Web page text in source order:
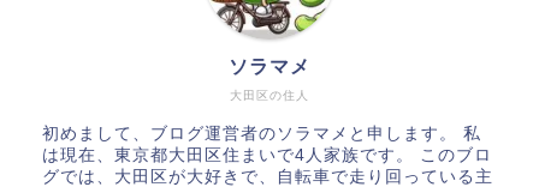
大田区の住人
ソラマメ
初めまして、ブログ運営者のソラマメと申します。 私
は現在、東京都大田区住まいで4人家族です。 このブロ
グでは、大田区が大好きで、自転車で走り回っている主